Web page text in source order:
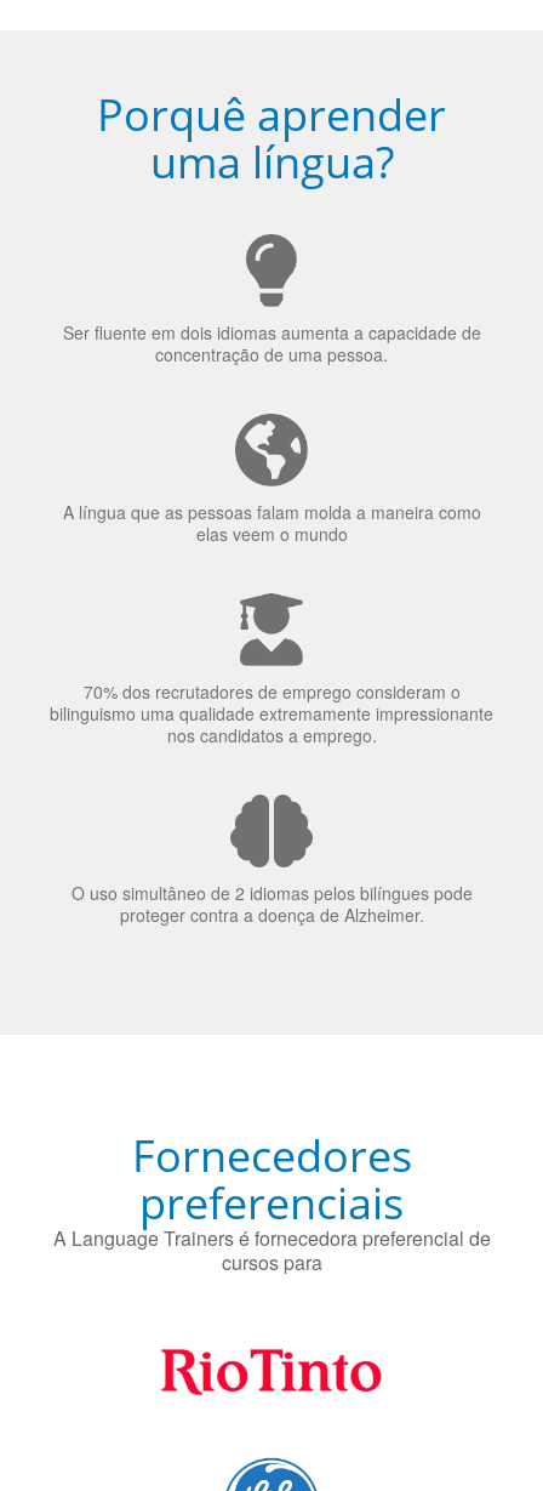
Porquê aprender
uma língua?
Ser fluente em dois idiomas aumenta a capacidade de
concentração de uma pessoa.
A língua que as pessoas falam molda a maneira como
elas veem o mundo
70% dos recrutadores de emprego consideram o
bilinguismo uma qualidade extremamente impressionante
nos candidatos a emprego.
O uso simultâneo de 2 idiomas pelos bilíngues pode
proteger contra a doença de Alzheimer.
Fornecedores
preferenciais
A Language Trainers é fornecedora preferencial de
cursos para